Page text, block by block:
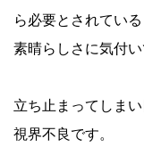
ら必要とされてい
素晴らしさに気付い
立ち止まってしま
視界不良です。